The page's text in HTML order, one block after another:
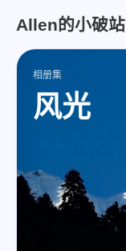
Allen的小破站
相册集
风光